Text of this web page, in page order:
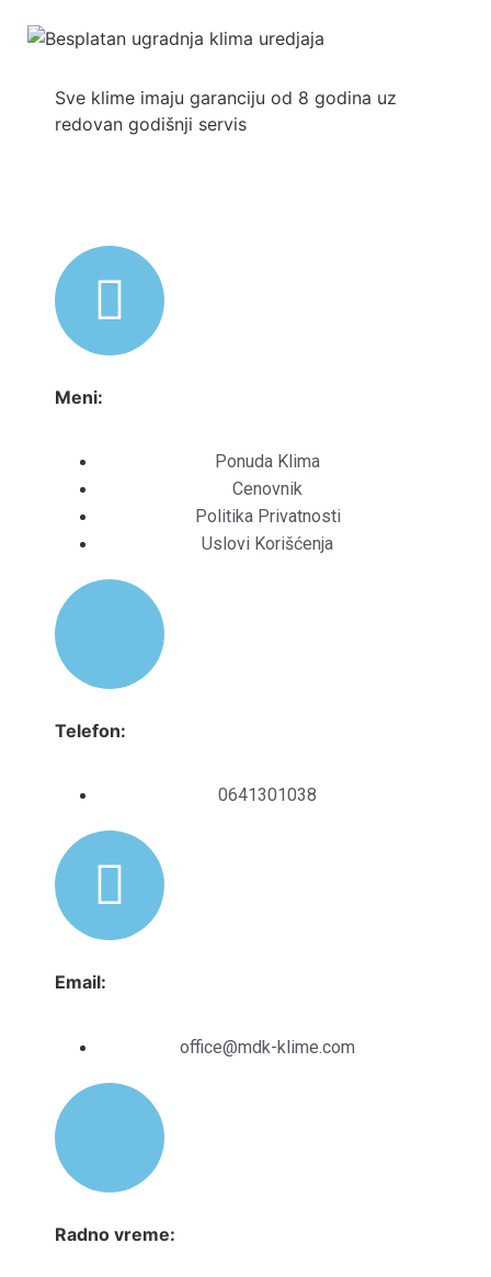
Sve klime imaju garanciju od 8 godina uz
redovan godišnji servis
Meni:
Ponuda Klima
Cenovnik
Politika Privatnosti
Uslovi Korišćenja
Telefon:
0641301038
Email:
office@mdk-klime.com
Radno vreme: